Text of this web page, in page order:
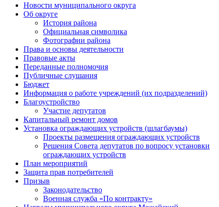
Новости муниципального округа
Об округе
История района
Официальная символика
Фотографии района
Права и основы деятельности
Правовые акты
Переданные полномочия
Публичные слушания
Бюджет
Информация о работе учреждений (их подразделений)
Благоустройство
Участие депутатов
Капитальный ремонт домов
Установка ограждающих устройств (шлагбаумы)
Проекты размещения ограждающих устройств
Решения Совета депутатов по вопросу установки
ограждающих устройств
План мероприятий
Защита прав потребителей
Призыв
Законодательство
Военная служба «По контракту»